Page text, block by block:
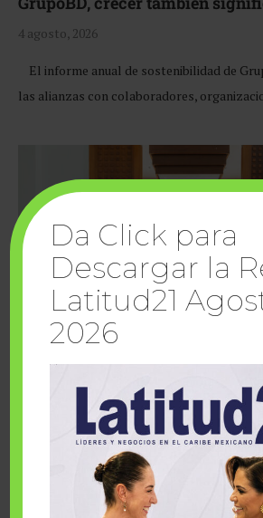
4 agosto, 2026
El informe anual de sostenibilidad de
las alianzas con colaboradores,
Cuando la solidaridad inspira;
sueños Fairmont Mayakoba y
Da Click para
Descargar la
Latitud21
2026